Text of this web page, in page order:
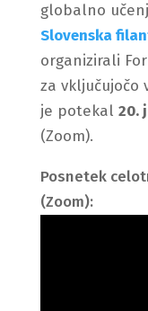
globalno
Slovenska
organizirali
za vključujočo
je potekal 20.
(Zoom).
Posnetek
(Zoom):